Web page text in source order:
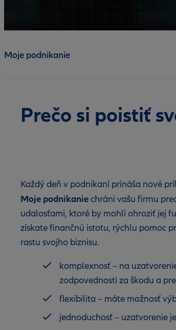
Moje podnikanie
Prečo si poistiť
Každý deň v podnikaní prináša nové
Moje podnikaniechráni vašu firmu
udalosťami, ktoré by mohli ohroziť jej
získate finančnú istotu, rýchlu pomoc
rastu svojho biznisu.
komplexnosť – na
zodpovednosti za škodu a
flexibilita – máte možnosť
jednoduchosť – uzatvorenie